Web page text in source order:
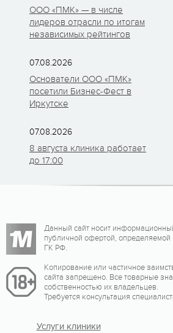
ООО «ПМК» — в числе
лидеров отрасли по итогам
независимых рейтингов
07.08.2026
Основатели ООО «ПМК»
посетили Бизнес-Фест в
Иркутске
07.08.2026
8 августа клиника работает
до 17:00
Данный сайт носит
публичной офертой,
ГК РФ.
Копирование или частичное
сайта запрещено. Все товарные
собственностью их владельцев.
Требуется консультация
Услуги клиники